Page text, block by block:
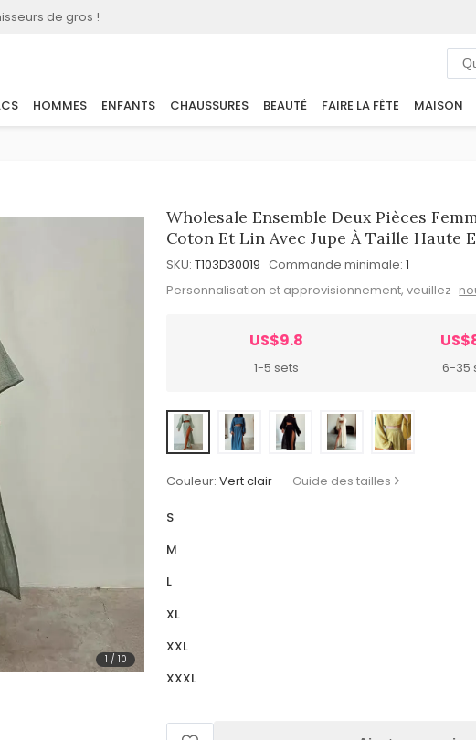
de gros !
HOMMES ENFANTS CHAUSSURES BEAUTÉ FAIRE LA FÊTE MAISON
1 / 10
Wholesale Ensemble Deux Pièces
Coton Et Lin Avec Jupe À Taille Haute
SKU: T103D30019 Commande minimale: 1
Personnalisation et approvisionnement, veuillez
US$9.8
1-5 sets 6-35
Couleur: Vert clair Guide des tailles
S
M
L
XL
XXL
XXXL